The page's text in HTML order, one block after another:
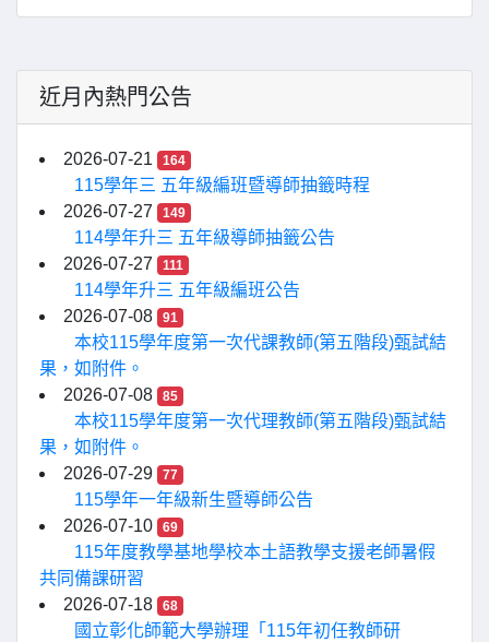
近月內熱門公告
2026-07-21 164
115學年三 五年級編班暨導師抽籤時程
2026-07-27
149
114學年升三 五年級導師抽籤公告
2026-07-27
111
114學年升三 五年級編班公告
2026-07-08
91
本校115學年度第一次代課教師(第五階段)甄試結
果，如附件。
2026-07-08
85
本校115學年度第一次代理教師(第五階段)甄試結
果，如附件。
2026-07-29
77
115學年一年級新生暨導師公告
2026-07-10
69
115年度教學基地學校本土語教學支援老師暑假
共同備課研習
2026-07-18
68
國立彰化師範大學辦理「115年初任教師研